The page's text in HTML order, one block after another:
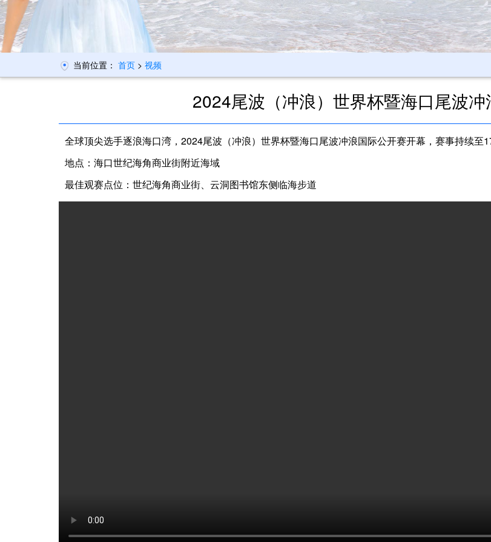
当前位置： 首页 > 视频
2024尾波（冲浪）世界杯暨海口尾波
全球顶尖选手逐浪海口湾，2024尾波（冲浪）世界杯暨海口尾波冲浪国际公开赛开幕，赛事持续至17
地点：海口世纪海角商业街附近海域
最佳观赛点位：世纪海角商业街、云洞图书馆东侧临海步道